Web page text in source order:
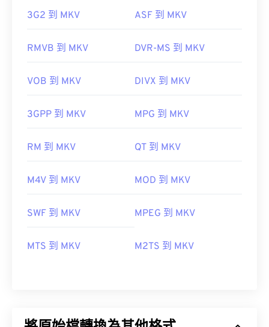
3G2 到 MKV ASF 到 MKV
RMVB 到 MKV DVR-MS 到 MKV
VOB 到 MKV DIVX 到 MKV
3GPP 到 MKV MPG 到 MKV
RM 到 MKV QT 到 MKV
M4V 到 MKV MOD 到 MKV
SWF 到 MKV MPEG 到 MKV
MTS 到 MKV M2TS 到 MKV